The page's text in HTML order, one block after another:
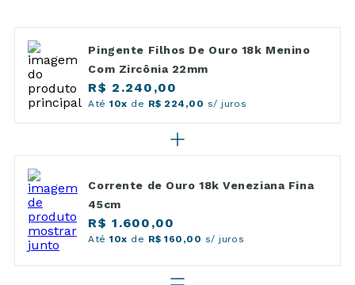
Pingente Filhos De Ouro 18k Menino
Com Zircônia 22mm
R$ 2.240,00
Até10x de R$ 224,00 s/ juros
Corrente de Ouro 18k Veneziana Fina
45cm
R$ 1.600,00
Até10x de R$ 160,00 s/ juros